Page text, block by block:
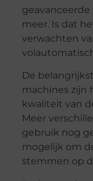
geavanceerde
meer. Is dat
verwachten
De
machines zijn
kwaliteit van
Meer
gebruik nog
mogelijk om
stemmen op